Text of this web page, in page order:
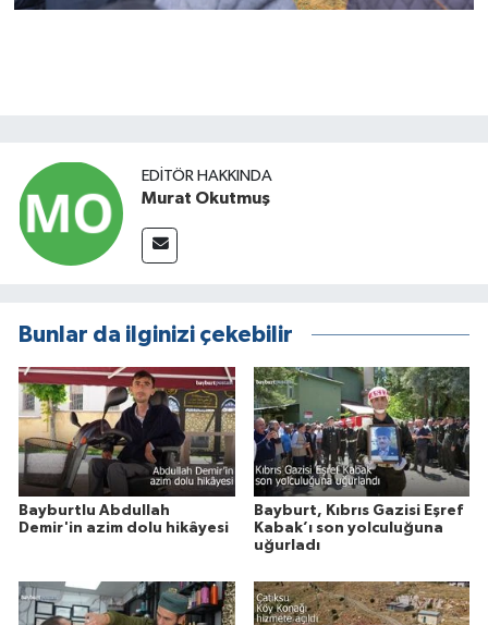
EDITÖR HAKKINDA
Murat Okutmuş
Bunlar da ilginizi çekebilir
Bayburtlu Abdullah
Demir'in azim dolu hikâyesi
Bayburt, Kıbrıs Gazisi Eşref
Kabak’ı son yolculuğuna
uğurladı